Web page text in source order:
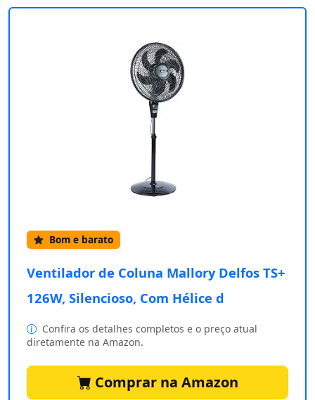
Bom e barato
Ventilador de Coluna Mallory Delfos TS+
126W, Silencioso, Com Hélice d
Confira os detalhes completos e o preço atual
diretamente na Amazon.
Comprar na Amazon